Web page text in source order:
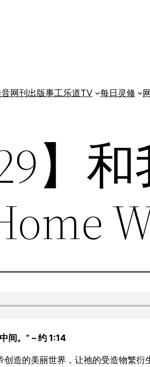
网刊出版事工乐道TV 每日灵修
】
间。” – 约 1:14
创造的美丽世界，让祂的受造物繁